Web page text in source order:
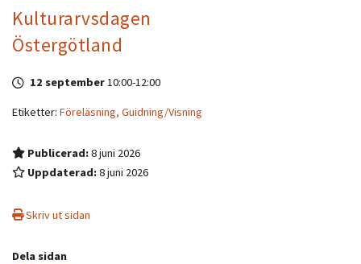
Kulturarvsdagen
Östergötland
12 september10:00-12:00
Etiketter: Föreläsning, Guidning/Visning
Publicerad:8 juni 2026
Uppdaterad:8 juni 2026
Skriv ut sidan
Dela sidan